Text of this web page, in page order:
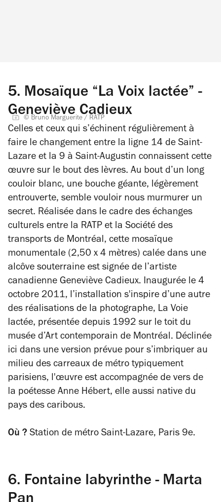
5. Mosaïque “La Voix lactée” -
Geneviève Cadieux
© Bruno Marguerite / RATP
Celles et ceux qui s’échinent régulièrement à
faire le changement entre la ligne 14 de Saint-
Lazare et la 9 à Saint-Augustin connaissent cette
œuvre sur le bout des lèvres. Au bout d’un long
couloir blanc, une bouche géante, légèrement
entrouverte, semble vouloir nous murmurer un
secret. Réalisée dans le cadre des échanges
culturels entre la RATP et la Société des
transports de Montréal, cette mosaïque
monumentale (2,50 x 4 mètres) calée dans une
alcôve souterraine est signée de l’artiste
canadienne Geneviève Cadieux. Inaugurée le 4
octobre 2011, l’installation s'inspire d’une autre
des réalisations de la photographe, La Voie
lactée, présentée depuis 1992 sur le toit du
musée d’Art contemporain de Montréal. Déclinée
ici dans une version prévue pour s’imbriquer au
milieu des carreaux de métro typiquement
parisiens, l'œuvre est accompagnée de vers de
la poétesse Anne Hébert, elle aussi native du
pays des caribous.
Où ? Station de métro Saint-Lazare, Paris 9e.
6. Fontaine labyrinthe - Marta